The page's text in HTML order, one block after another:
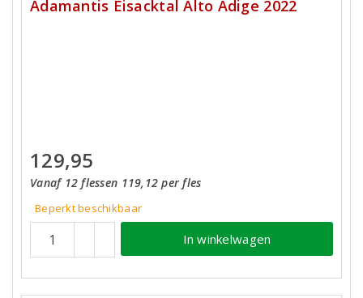
Adamantis Eisacktal Alto Adige 2022
129,95
Vanaf 12 flessen 119,12 per fles
Beperkt beschikbaar
In winkelwagen